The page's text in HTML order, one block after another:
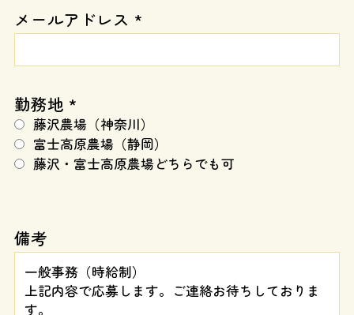
メールアドレス *
勤務地 *
藤沢農場（神奈川）
富士高原農場（静岡）
藤沢・富士高原農場どちらでも可
備考